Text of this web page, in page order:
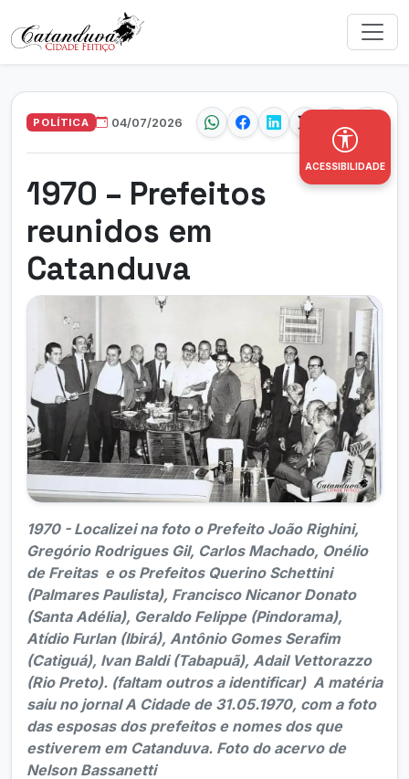
POLÍTICA 04/07/2026
1970 – Prefeitos
reunidos em
Catanduva
1970 - Localizei na foto o Prefeito João Righini,
Gregório Rodrigues Gil, Carlos Machado, Onélio
de Freitas e os Prefeitos Querino Schettini
(Palmares Paulista), Francisco Nicanor Donato
(Santa Adélia), Geraldo Felippe (Pindorama),
Atídio Furlan (Ibirá), Antônio Gomes Serafim
(Catiguá), Ivan Baldi (Tabapuã), Adail Vettorazzo
(Rio Preto). (faltam outros a identificar) A matéria
saiu no jornal A Cidade de 31.05.1970, com a foto
das esposas dos prefeitos e nomes dos que
estiverem em Catanduva. Foto do acervo de
Nelson Bassanetti
ACESSIBILIDADE